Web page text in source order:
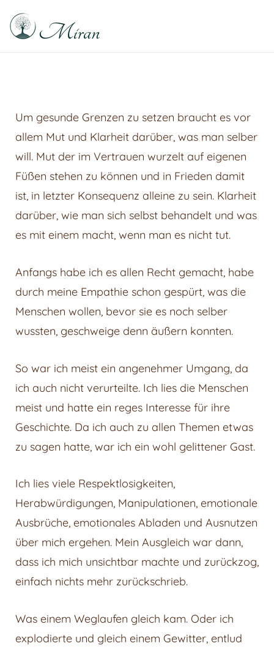
Um gesunde Grenzen zu setzen braucht es vor
allem Mut und Klarheit darüber, was man selber
will. Mut der im Vertrauen wurzelt auf eigenen
Füßen stehen zu können und in Frieden damit
ist, in letzter Konsequenz alleine zu sein. Klarheit
darüber, wie man sich selbst behandelt und was
es mit einem macht, wenn man es nicht tut.
Anfangs habe ich es allen Recht gemacht, habe
durch meine Empathie schon gespürt, was die
Menschen wollen, bevor sie es noch selber
wussten, geschweige denn äußern konnten.
So war ich meist ein angenehmer Umgang, da
ich auch nicht verurteilte. Ich lies die Menschen
meist und hatte ein reges Interesse für ihre
Geschichte. Da ich auch zu allen Themen etwas
zu sagen hatte, war ich ein wohl gelittener Gast.
Ich lies viele Respektlosigkeiten,
Herabwürdigungen, Manipulationen, emotionale
Ausbrüche, emotionales Abladen und Ausnutzen
über mich ergehen. Mein Ausgleich war dann,
dass ich mich unsichtbar machte und zurückzog,
einfach nichts mehr zurückschrieb.
Was einem Weglaufen gleich kam. Oder ich
explodierte und gleich einem Gewitter, entlud